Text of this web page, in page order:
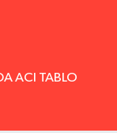
ACI TABLO